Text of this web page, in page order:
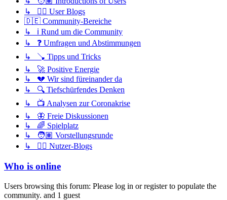
↳ ✍🏽 User Blogs
🇩🇪 Community-Bereiche
↳ ℹ️ Rund um die Community
↳ ❓ Umfragen und Abstimmungen
↳ 🪠 Tipps und Tricks
↳ 🚀 Positive Energie
↳ 💔 Wir sind füreinander da
↳ 🔍 Tiefschürfendes Denken
↳ 📺 Analysen zur Coronakrise
↳ 🦋 Freie Diskussionen
↳ 🌈 Spielplatz
↳ 🧑🏽 Vorstellungsrunde
↳ ✍🏽 Nutzer-Blogs
Who is online
Users browsing this forum: Please log in or register to populate the
community. and 1 guest